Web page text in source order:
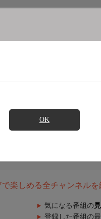
OK
楽しめる全チャンネルを
気になる番組の
登録した番組の